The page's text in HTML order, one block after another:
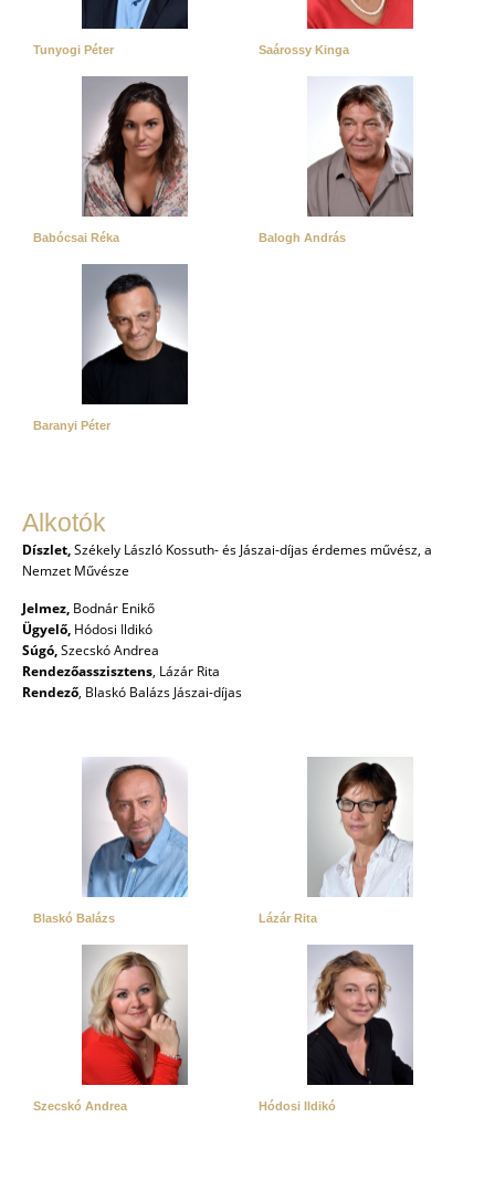
Tunyogi Péter Saárossy Kinga
Babócsai Réka Balogh András
Baranyi Péter
Alkotók
Díszlet,Székely László Kossuth- és Jászai-díjas érdemes művész, a
Nemzet Művésze
Jelmez, Bodnár Enikő
Ügyelő, Hódosi Ildikó
Súgó,Szecskó Andrea
Rendezőasszisztens, Lázár Rita
Rendező, Blaskó Balázs Jászai-díjas
Blaskó Balázs Lázár Rita
Szecskó Andrea Hódosi Ildikó